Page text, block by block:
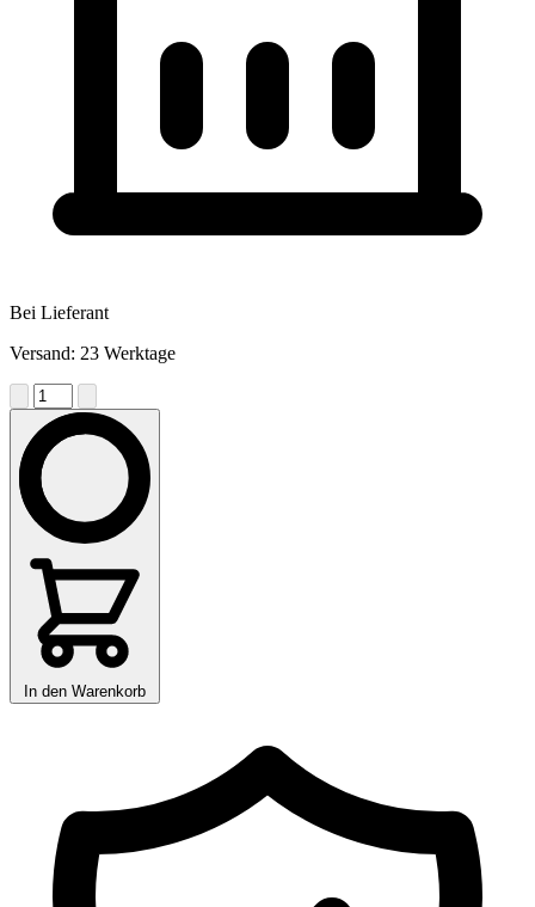
Bei Lieferant
Versand: 23 Werktage
In den Warenkorb